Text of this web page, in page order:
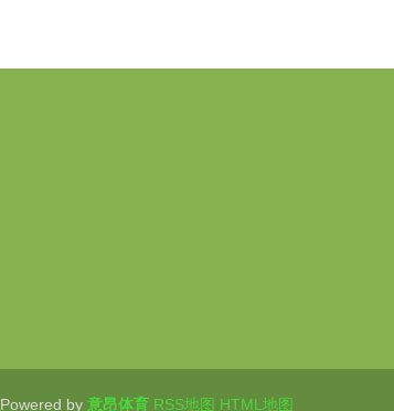
Powered by 意昂体育 RSS地图 HTML地图